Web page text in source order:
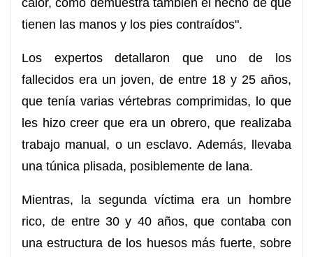
calor, como demuestra también el hecho de que
tienen las manos y los pies contraídos".
Los expertos detallaron que uno de los
fallecidos era un joven, de entre 18 y 25 años,
que tenía varias vértebras comprimidas, lo que
les hizo creer que era un obrero, que realizaba
trabajo manual, o un esclavo. Además, llevaba
una túnica plisada, posiblemente de lana.
Mientras, la segunda víctima era un hombre
rico, de entre 30 y 40 años, que contaba con
una estructura de los huesos más fuerte, sobre